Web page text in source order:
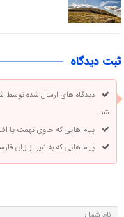
ثبت دیدگاه
دیدگاه های ارسال شده توسط
شد.
پیام هایی که حاوی تهمت یا
پیام هایی که به غیر از زبان